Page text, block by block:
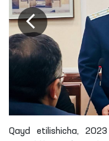
Qaydetilishicha, 2023